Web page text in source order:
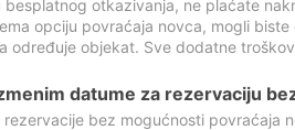
otkazivanja, ne plaćate
opciju povraćaja novca, mogli
određuje objekat. Sve dodatne
datume za rezervaciju
bez mogućnosti povraćaja